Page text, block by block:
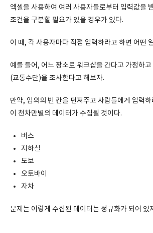
엑셀을 사용하여 여러 사용자들로부터 입력값을
조건을 구분할 필요가 있을 경우가 있다.
이 때, 각 사용자마다 직접 입력하라고 하면 어떤
예를 들어, 어느 장소로 워크샵을 간다고 가정하
(교통수단)을 조사한다고 해보자.
만약, 임의의 빈 칸을 던져주고 사람들에게 입력
이 천차만별의 데이터가 수집될 것이다.
버스
지하철
도보
오토바이
자차
문제는 이렇게 수집된 데이터는 정규화가 되어 있